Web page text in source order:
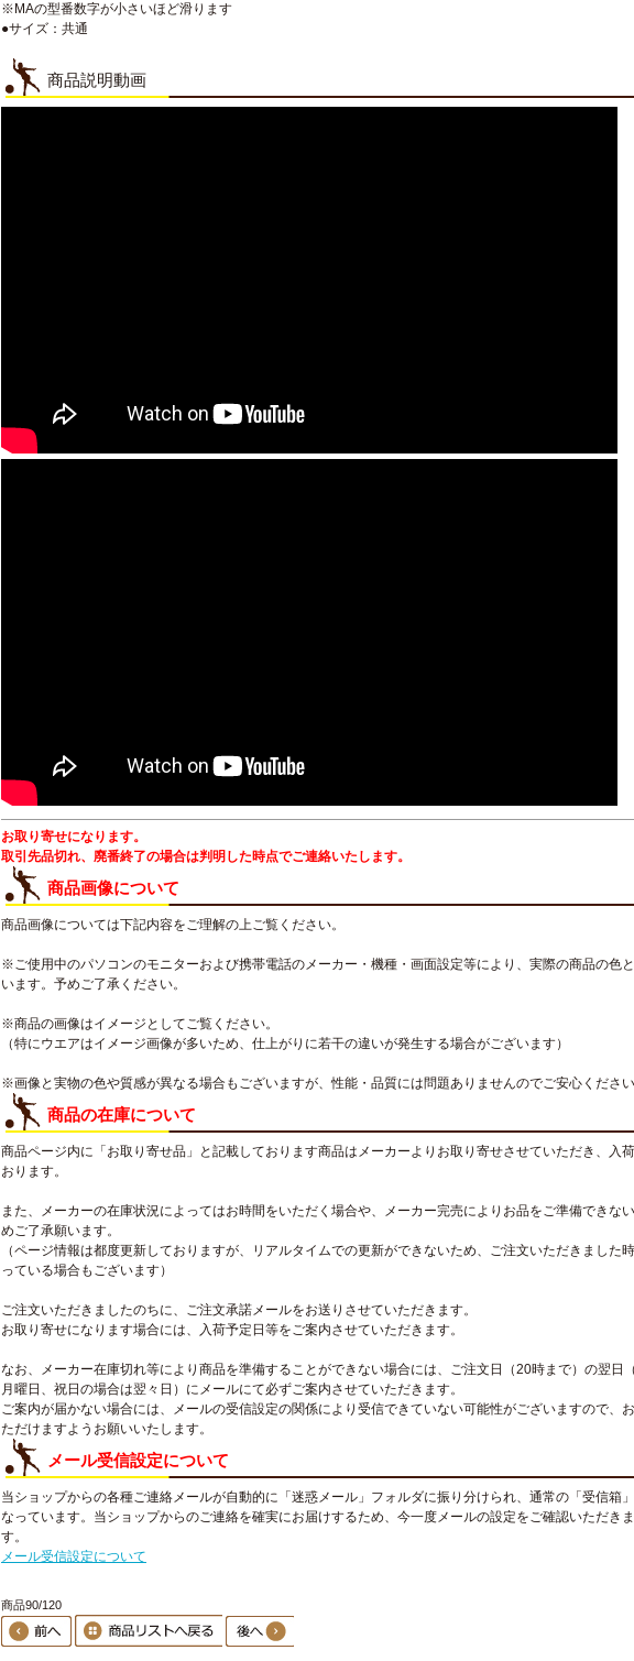
※MAの型番数字が小さいほど滑ります
●サイズ：共通
商品説明動画
お取り寄せになります。
取引先品切れ、廃番終了の場合は判明した時点でご連絡いたします。
商品画像について
商品画像については下記内容をご理解の上ご覧ください。
※ご使用中のパソコンのモニターおよび携帯電話のメーカー・機種・画面設定等により、実際の商品の色
います。予めご了承ください。
※商品の画像はイメージとしてご覧ください。
（特にウエアはイメージ画像が多いため、仕上がりに若干の違いが発生する場合がございます）
※画像と実物の色や質感が異なる場合もございますが、性能・品質には問題ありませんのでご安心ください
商品の在庫について
商品ページ内に「お取り寄せ品」と記載しております商品はメーカーよりお取り寄せさせていただき、入
おります。
また、メーカーの在庫状況によってはお時間をいただく場合や、メーカー完売によりお品をご準備できな
めご了承願います。
（ページ情報は都度更新しておりますが、リアルタイムでの更新ができないため、ご注文いただきました
っている場合もございます）
ご注文いただきましたのちに、ご注文承諾メールをお送りさせていただきます。
お取り寄せになります場合には、入荷予定日等をご案内させていただきます。
なお、メーカー在庫切れ等により商品を準備することができない場合には、ご注文日（20時まで）の翌日
月曜日、祝日の場合は翌々日）にメールにて必ずご案内させていただきます。
ご案内が届かない場合には、メールの受信設定の関係により受信できていない可能性がございますので、
ただけますようお願いいたします。
メール受信設定について
当ショップからの各種ご連絡メールが自動的に「迷惑メール」フォルダに振り分けられ、通常の「受信箱
なっています。当ショップからのご連絡を確実にお届けするため、今一度メールの設定をご確認いただき
す。
メール受信設定について
商品90/120